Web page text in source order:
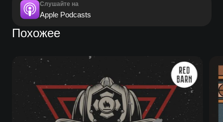
Слушайте на
Apple Podcasts
Похожее